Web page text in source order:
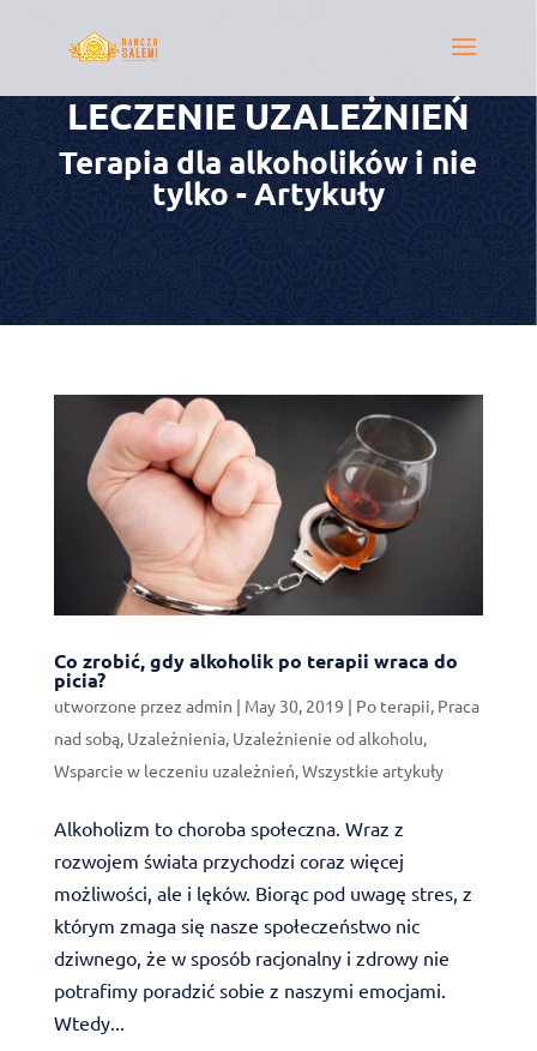
LECZENIE UZALEŻNIEŃ
Terapia dla alkoholików i nie
tylko - Artykuły
Co zrobić, gdy alkoholik po terapii wraca do
picia?
utworzone przez admin | May 30, 2019 | Po terapii, Praca
nad sobą, Uzależnienia, Uzależnienie od alkoholu,
Wsparcie w leczeniu uzależnień,Wszystkie artykuły
Alkoholizm to choroba społeczna. Wraz z
rozwojem świata przychodzi coraz więcej
możliwości, ale i lęków. Biorąc pod uwagę stres, z
którym zmaga się nasze społeczeństwo nic
dziwnego, że w sposób racjonalny i zdrowy nie
potrafimy poradzić sobie z naszymi emocjami.
Wtedy...